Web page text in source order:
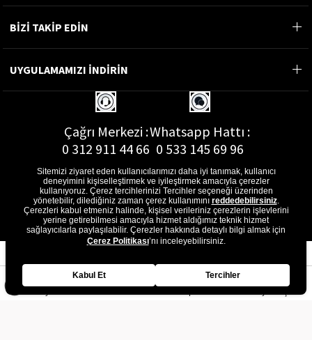
BİZİ TAKİP EDİN
UYGULAMAMIZI İNDİRİN
Çağrı Merkezi :
0 312 911 44 66
Whatsapp Hattı :
0 533 145 69 96
E-Posta Adresi :
musterihizmetleri@gon.com.tr
Sitemizi ziyaret eden kullanıcılarımızı daha iyi tanımak, kullanıcı
deneyimini kişiselleştirmek ve iyileştirmek amacıyla çerezler
kullanıyoruz. Çerez tercihlerinizi Tercihler seçeneği üzerinden
yönetebilir, dilediğiniz zaman çerez kullanımını reddedebilirsiniz.
Çerezleri kabul etmeniz halinde, kişisel verileriniz çerezlerin işlevlerini
yerine getirebilmesi amacıyla hizmet aldığımız teknik hizmet
sağlayıcılarla paylaşılabilir. Çerezler hakkında detaylı bilgi almak için
Çerez Politikası’nı inceleyebilirsiniz.
Kabul Et Tercihler